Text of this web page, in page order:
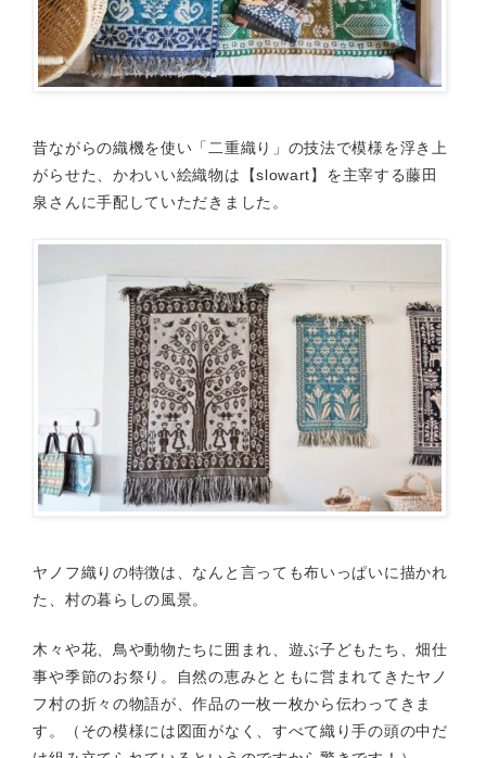
昔ながらの織機を使い「二重織り」の技法で模様を浮き上
がらせた、かわいい絵織物は【slowart】を主宰する藤田
泉さんに手配していただきました。
ヤノフ織りの特徴は、なんと言っても布いっぱいに描かれ
た、村の暮らしの風景。
木々や花、鳥や動物たちに囲まれ、遊ぶ子どもたち、畑仕
事や季節のお祭り。自然の恵みとともに営まれてきたヤノ
フ村の折々の物語が、作品の一枚一枚から伝わってきま
す。（その模様には図面がなく、すべて織り手の頭の中だ